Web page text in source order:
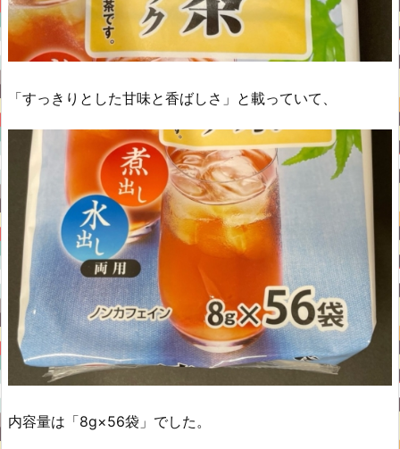
「すっきりとした甘味と香ばしさ」と載っていて、
内容量は「8g×56袋」でした。